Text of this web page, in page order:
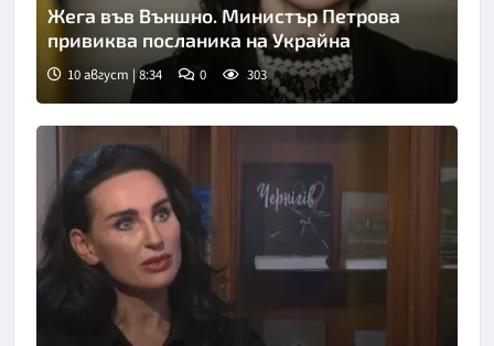
Жега във Външно. Министър Петрова
привиква посланика на Украйна
10 август | 8:34 0 303